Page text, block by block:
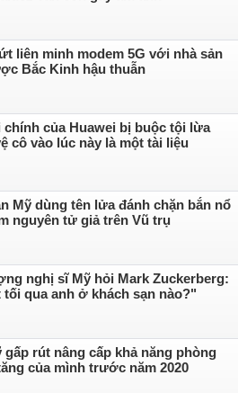
liên minh modem 5G với nhà sản
Bắc Kinh hậu thuẫn
chính của Huawei bị buộc tội lừa
cô vào lúc này là một tài liệu
Mỹ dùng tên lửa đánh chặn bắn nổ
nguyên tử giả trên Vũ trụ
nghị sĩ Mỹ hỏi Mark Zuckerberg:
qua anh ở khách sạn nào?"
gấp rút nâng cấp khả năng phòng
của mình trước năm 2020